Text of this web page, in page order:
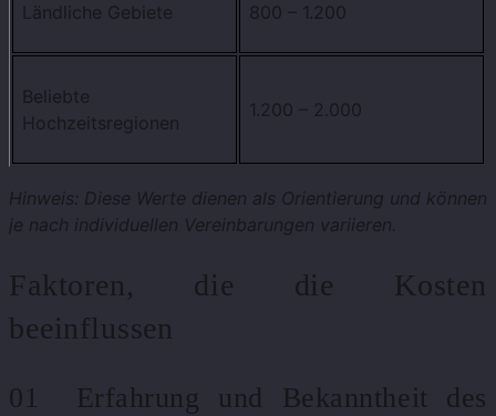
Ländliche Gebiete 800 – 1.200
Beliebte
Hochzeitsregionen
1.200 – 2.000
Hinweis: Diese Werte dienen als Orientierung und können
je nach individuellen Vereinbarungen variieren.
Faktoren, die die Kosten
beeinflussen
01 Erfahrung und Bekanntheit des